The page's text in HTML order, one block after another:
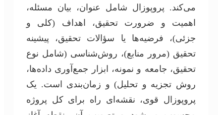
می‌کند. پروپوزال شامل عنوان، بیان مسئله،
اهمیت و ضرورت تحقیق، اهداف (کلی و
جزئی)، فرضیه‌ها یا سؤالات تحقیق، پیشینه
تحقیق (مرور منابع)، روش‌شناسی (شامل نوع
تحقیق، جامعه و نمونه، ابزار جمع‌آوری داده‌ها،
روش تجزیه و تحلیل) و زمان‌بندی است. یک
پروپوزال قوی، نقشه‌ای راه برای کل پروژه